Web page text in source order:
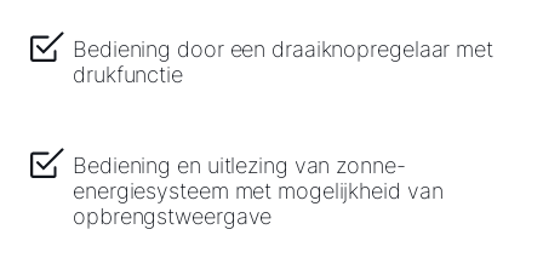
Bediening door een draaiknopregelaar met
drukfunctie
Bediening en uitlezing van zonne-
energiesysteem met mogelijkheid van
opbrengstweergave